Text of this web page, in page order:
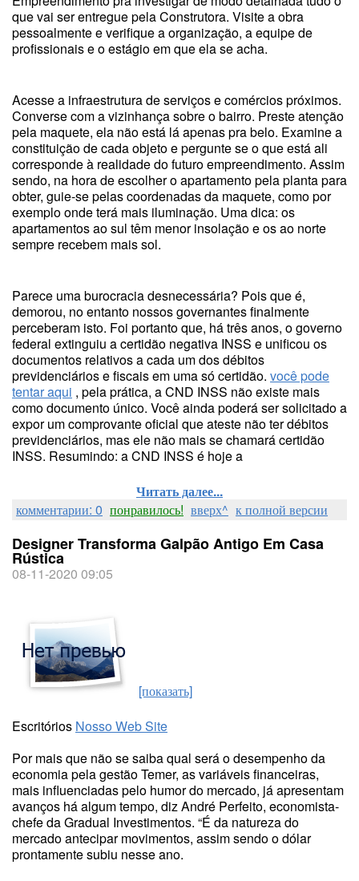
que vai ser entregue pela Construtora. Visite a obra
pessoalmente e verifique a organização, a equipe de
profissionais e o estágio em que ela se acha.
Acesse a infraestrutura de serviços e comércios próximos.
Converse com a vizinhança sobre o bairro. Preste atenção
pela maquete, ela não está lá apenas pra belo. Examine a
constituição de cada objeto e pergunte se o que está ali
corresponde à realidade do futuro empreendimento. Assim
sendo, na hora de escolher o apartamento pela planta para
obter, guie-se pelas coordenadas da maquete, como por
exemplo onde terá mais iluminação. Uma dica: os
apartamentos ao sul têm menor insolação e os ao norte
sempre recebem mais sol.
Parece uma burocracia desnecessária? Pois que é,
demorou, no entanto nossos governantes finalmente
perceberam isto. Foi portanto que, há três anos, o governo
federal extinguiu a certidão negativa INSS e unificou os
documentos relativos a cada um dos débitos
previdenciários e fiscais em uma só certidão. você pode
tentar aqui , pela prática, a CND INSS não existe mais
como documento único. Você ainda poderá ser solicitado a
expor um comprovante oficial que ateste não ter débitos
previdenciários, mas ele não mais se chamará certidão
INSS. Resumindo: a CND INSS é hoje a
Читать далее...
комментарии: 0 понравилось! вверх^ к полной версии
Designer Transforma Galpão Antigo Em Casa
Rústica
08-11-2020 09:05
[показать]
Escritórios Nosso Web Site
Por mais que não se saiba qual será o desempenho da
economia pela gestão Temer, as variáveis financeiras,
mais influenciadas pelo humor do mercado, já apresentam
avanços há algum tempo, diz André Perfeito, economista-
chefe da Gradual Investimentos. “É da natureza do
mercado antecipar movimentos, assim sendo o dólar
prontamente subiu nesse ano.